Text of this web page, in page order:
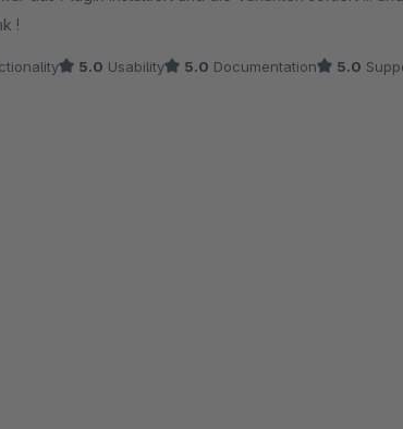
!
5.0 Usability 5.0 Documentation 5.0